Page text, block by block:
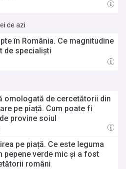
de azi
în România. Ce magnitudine
de specialiști
omologată de cercetătorii din
pe piață. Cum poate fi
provine soiul
pe piață. Ce este leguma
pepene verde mic și a fost
români